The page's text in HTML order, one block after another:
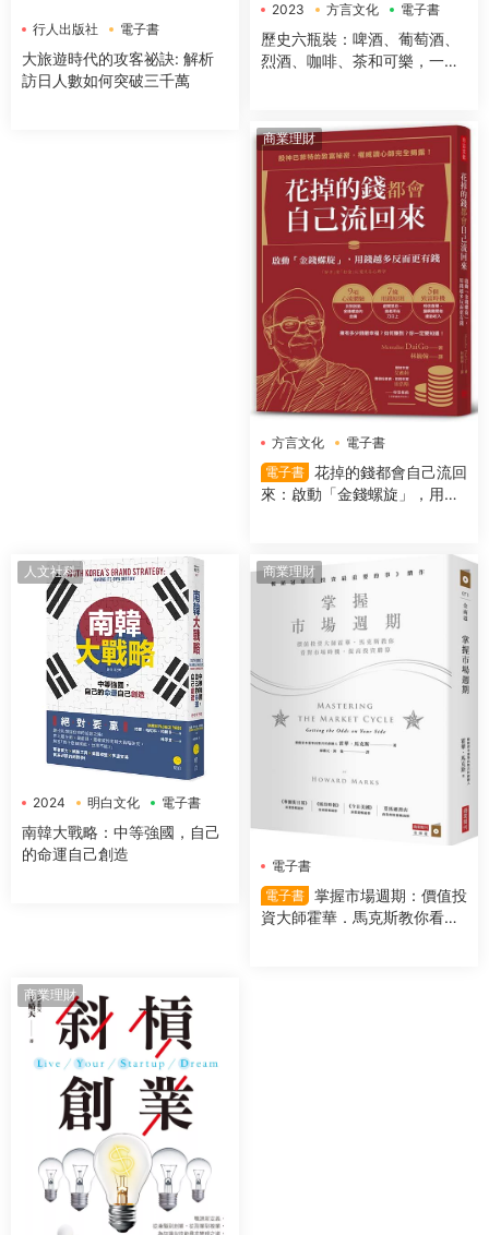
行人出版社 電子書
大旅遊時代的攻客祕訣: 解析
訪日人數如何突破三千萬
2023 方言文化 電子書
歷史六瓶裝：啤酒、葡萄酒、
烈酒、咖啡、茶和可樂，一字
商業理財
方言文化
電子書
電子書 花掉的錢都會自己流回
來：啟動「金錢螺旋」，用錢
人文社科
2024 明白文化 電子書
南韓大戰略：中等強國，自己
的命運自己創造
商業理財
電子書
電子書 掌握市場週期：價值投
資大師霍華．馬克斯教你看對
商業理財